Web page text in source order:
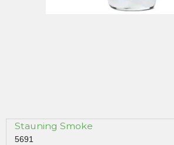
Stauning Smoke
5691